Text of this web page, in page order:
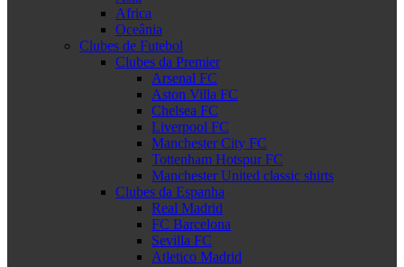
Africa
Oceânia
Clubes de Futebol
Clubes da Premier
Arsenal FC
Aston Villa FC
Chelsea FC
Liverpool FC
Manchester City FC
Tottenham Hotspur FC
Manchester United classic shirts
Clubes da Espanha
Real Madrid
FC Barcelona
Sevilla FC
Atletico Madrid